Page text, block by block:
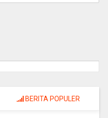
BERITA POPULER